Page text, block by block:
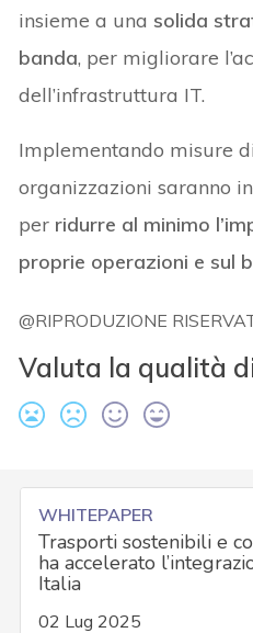
insieme a una solida
banda, per migliorare
dell’infrastruttura IT.
Implementando misure
organizzazioni saranno
per ridurre al minimo
proprie operazioni e sul
@RIPRODUZIONE
Valuta la qualità
WHITEPAPER
Trasporti sostenibili e
ha accelerato
Italia
02 Lug 2025